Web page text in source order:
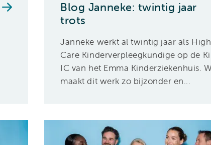
Blog Janneke: twintig jaar
trots
Janneke werkt al twintig jaar als High
Care Kinderverpleegkundige op de
IC van het Emma Kinderziekenhuis.
maakt dit werk zo bijzonder en...